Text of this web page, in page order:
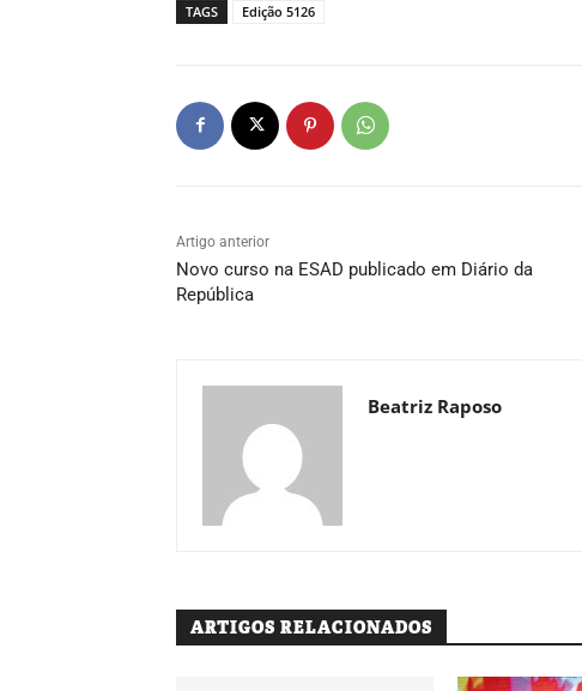
TAGS Edição 5126
Artigo anterior
Novo curso na ESAD publicado em Diário da
República
Beatriz Raposo
ARTIGOS RELACIONADOS